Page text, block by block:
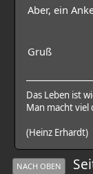
Aber, ein
Gruß
Das Leben ist
Man macht viel
(Heinz Erhardt)
NACH OBEN